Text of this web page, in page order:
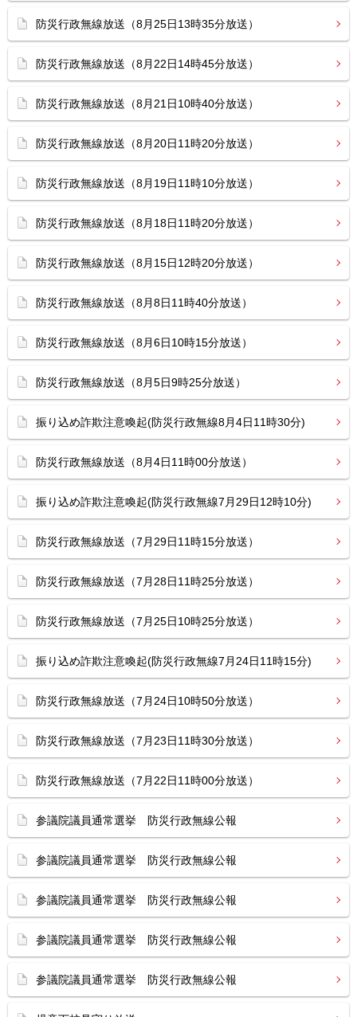
防災行政無線放送（8月25日13時35分放送）
防災行政無線放送（8月22日14時45分放送）
防災行政無線放送（8月21日10時40分放送）
防災行政無線放送（8月20日11時20分放送）
防災行政無線放送（8月19日11時10分放送）
防災行政無線放送（8月18日11時20分放送）
防災行政無線放送（8月15日12時20分放送）
防災行政無線放送（8月8日11時40分放送）
防災行政無線放送（8月6日10時15分放送）
防災行政無線放送（8月5日9時25分放送）
振り込め詐欺注意喚起(防災行政無線8月4日11時30分)
防災行政無線放送（8月4日11時00分放送）
振り込め詐欺注意喚起(防災行政無線7月29日12時10分)
防災行政無線放送（7月29日11時15分放送）
防災行政無線放送（7月28日11時25分放送）
防災行政無線放送（7月25日10時25分放送）
振り込め詐欺注意喚起(防災行政無線7月24日11時15分)
防災行政無線放送（7月24日10時50分放送）
防災行政無線放送（7月23日11時30分放送）
防災行政無線放送（7月22日11時00分放送）
参議院議員通常選挙 防災行政無線公報
参議院議員通常選挙 防災行政無線公報
参議院議員通常選挙 防災行政無線公報
参議院議員通常選挙 防災行政無線公報
参議院議員通常選挙 防災行政無線公報